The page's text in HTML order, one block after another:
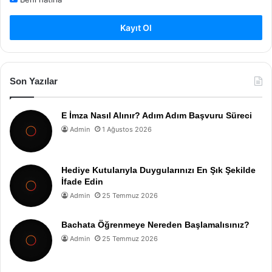
Kayıt Ol
Son Yazılar
E İmza Nasıl Alınır? Adım Adım Başvuru Süreci
Admin 1 Ağustos 2026
Hediye Kutularıyla Duygularınızı En Şık Şekilde
İfade Edin
Admin 25 Temmuz 2026
Bachata Öğrenmeye Nereden Başlamalısınız?
Admin 25 Temmuz 2026